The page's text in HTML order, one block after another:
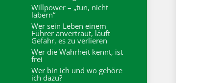
Willpower – „tun, nicht
labern“
Wer sein Leben einem
Führer anvertraut, läuft
Gefahr, es zu verlieren
Wer die Wahrheit kennt, ist
frei
Wer bin ich und wo gehöre
ich dazu?